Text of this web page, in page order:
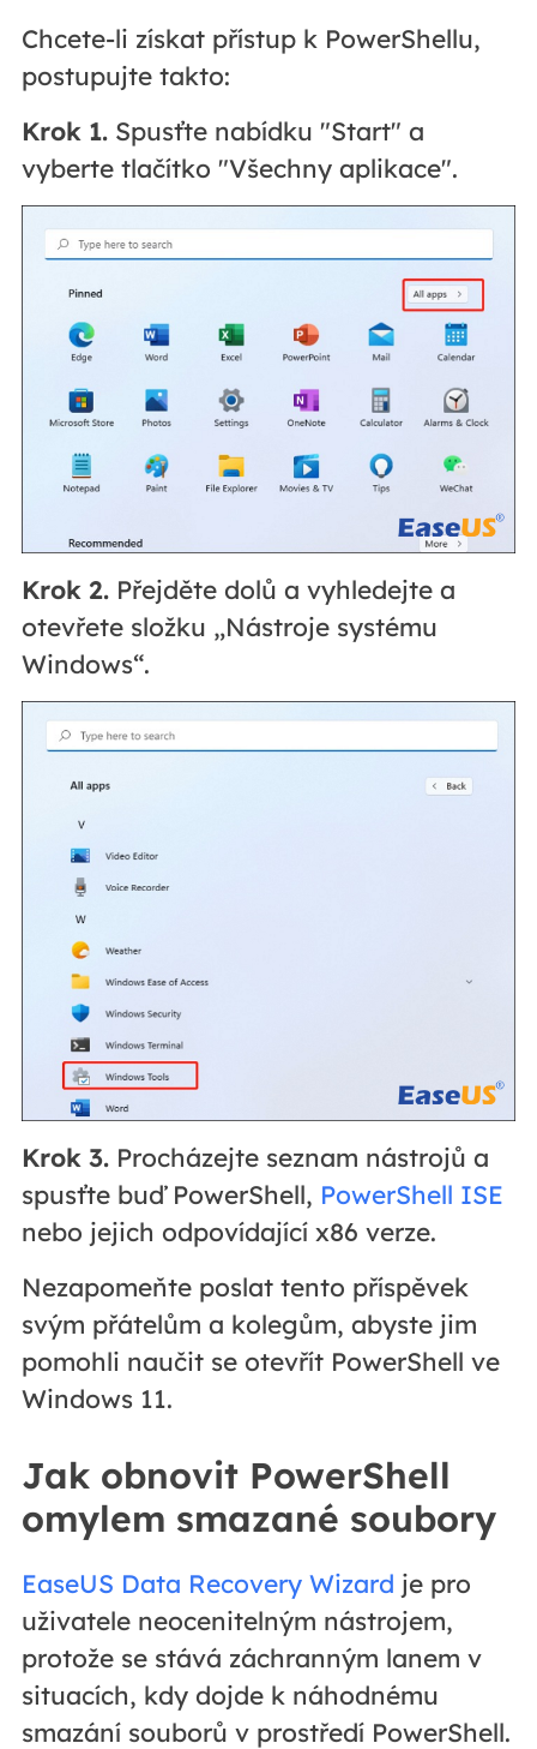
Chcete-li získat přístup k PowerShellu,
postupujte takto:
Krok 1.Spusťte nabídku "Start" a
vyberte tlačítko "Všechny aplikace".
Krok 2.Přejděte dolů a vyhledejte a
otevřete složku „Nástroje systému
Windows“.
Krok 3.Procházejte seznam nástrojů a
spusťte buď PowerShell, PowerShell ISE
nebo jejich odpovídající x86 verze.
Nezapomeňte poslat tento příspěvek
svým přátelům a kolegům, abyste jim
pomohli naučit se otevřít PowerShell ve
Windows 11.
Jak obnovit PowerShell
omylem smazané soubory
EaseUS Data Recovery Wizard je pro
uživatele neocenitelným nástrojem,
protože se stává záchranným lanem v
situacích, kdy dojde k náhodnému
smazání souborů v prostředí PowerShell.